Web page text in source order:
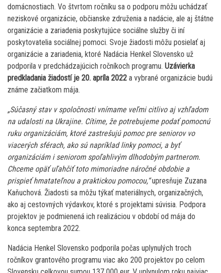
domácnostiach. Vo štvrtom ročníku sa o podporu môžu uchádzať
neziskové organizácie, občianske združenia a nadácie, ale aj štátne
organizácie a zariadenia poskytujúce sociálne služby či iní
poskytovatelia sociálnej pomoci. Svoje žiadosti môžu posielať aj
organizácie a zariadenia, ktoré Nadácia Henkel Slovensko už
podporila v predchádzajúcich ročníkoch programu. Uzávierka
predkladania žiadostí je 20. apríla 2022 a vybrané organizácie budú
známe začiatkom mája.
„Súčasný stav v spoločnosti vnímame veľmi citlivo aj vzhľadom
na udalosti na Ukrajine. Cítime, že potrebujeme podať pomocnú
ruku organizáciám, ktoré zastrešujú pomoc pre seniorov vo
viacerých sférach, ako sú napríklad linky pomoci, a byť
organizáciám i seniorom spoľahlivým dlhodobým partnerom.
Chceme opäť uľahčiť toto mimoriadne náročné obdobie a
prispieť hmatateľnou a praktickou pomocou,“upresňuje Zuzana
Kaňuchová. Žiadosti sa môžu týkať materiálnych, organizačných,
ako aj cestovných výdavkov, ktoré s projektami súvisia. Podpora
projektov je podmienená ich realizáciou v období od mája do
konca septembra 2022.
Nadácia Henkel Slovensko podporila počas uplynulých troch
ročníkov grantového programu viac ako 200 projektov po celom